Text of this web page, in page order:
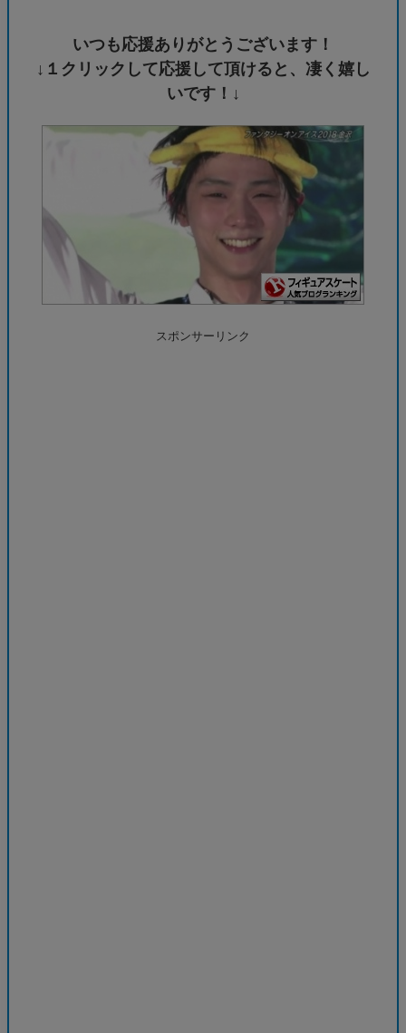
いつも応援ありがとうございます！
↓１クリックして応援して頂けると、凄く嬉し
いです！↓
スポンサーリンク